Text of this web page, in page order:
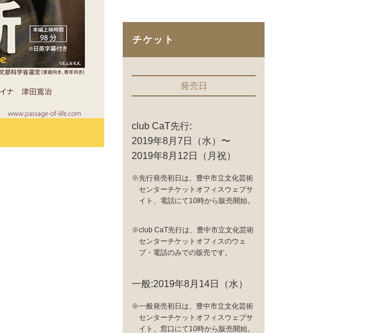
チケット
発売日
club CaT先行:
2019年8月7日（水）〜
2019年8月12日（月祝）
※先行発売初日は、豊中市立文化芸術
センターチケットオフィスウェブサ
イト、電話にて10時から販売開始。
※club CaT先行は、豊中市立文化芸術
センターチケットオフィスのウェ
ブ・電話のみでの販売です。
一般:2019年8月14日（水）
※一般発売初日は、豊中市立文化芸術
センターチケットオフィスウェブサ
イト、窓口にて10時から販売開始。